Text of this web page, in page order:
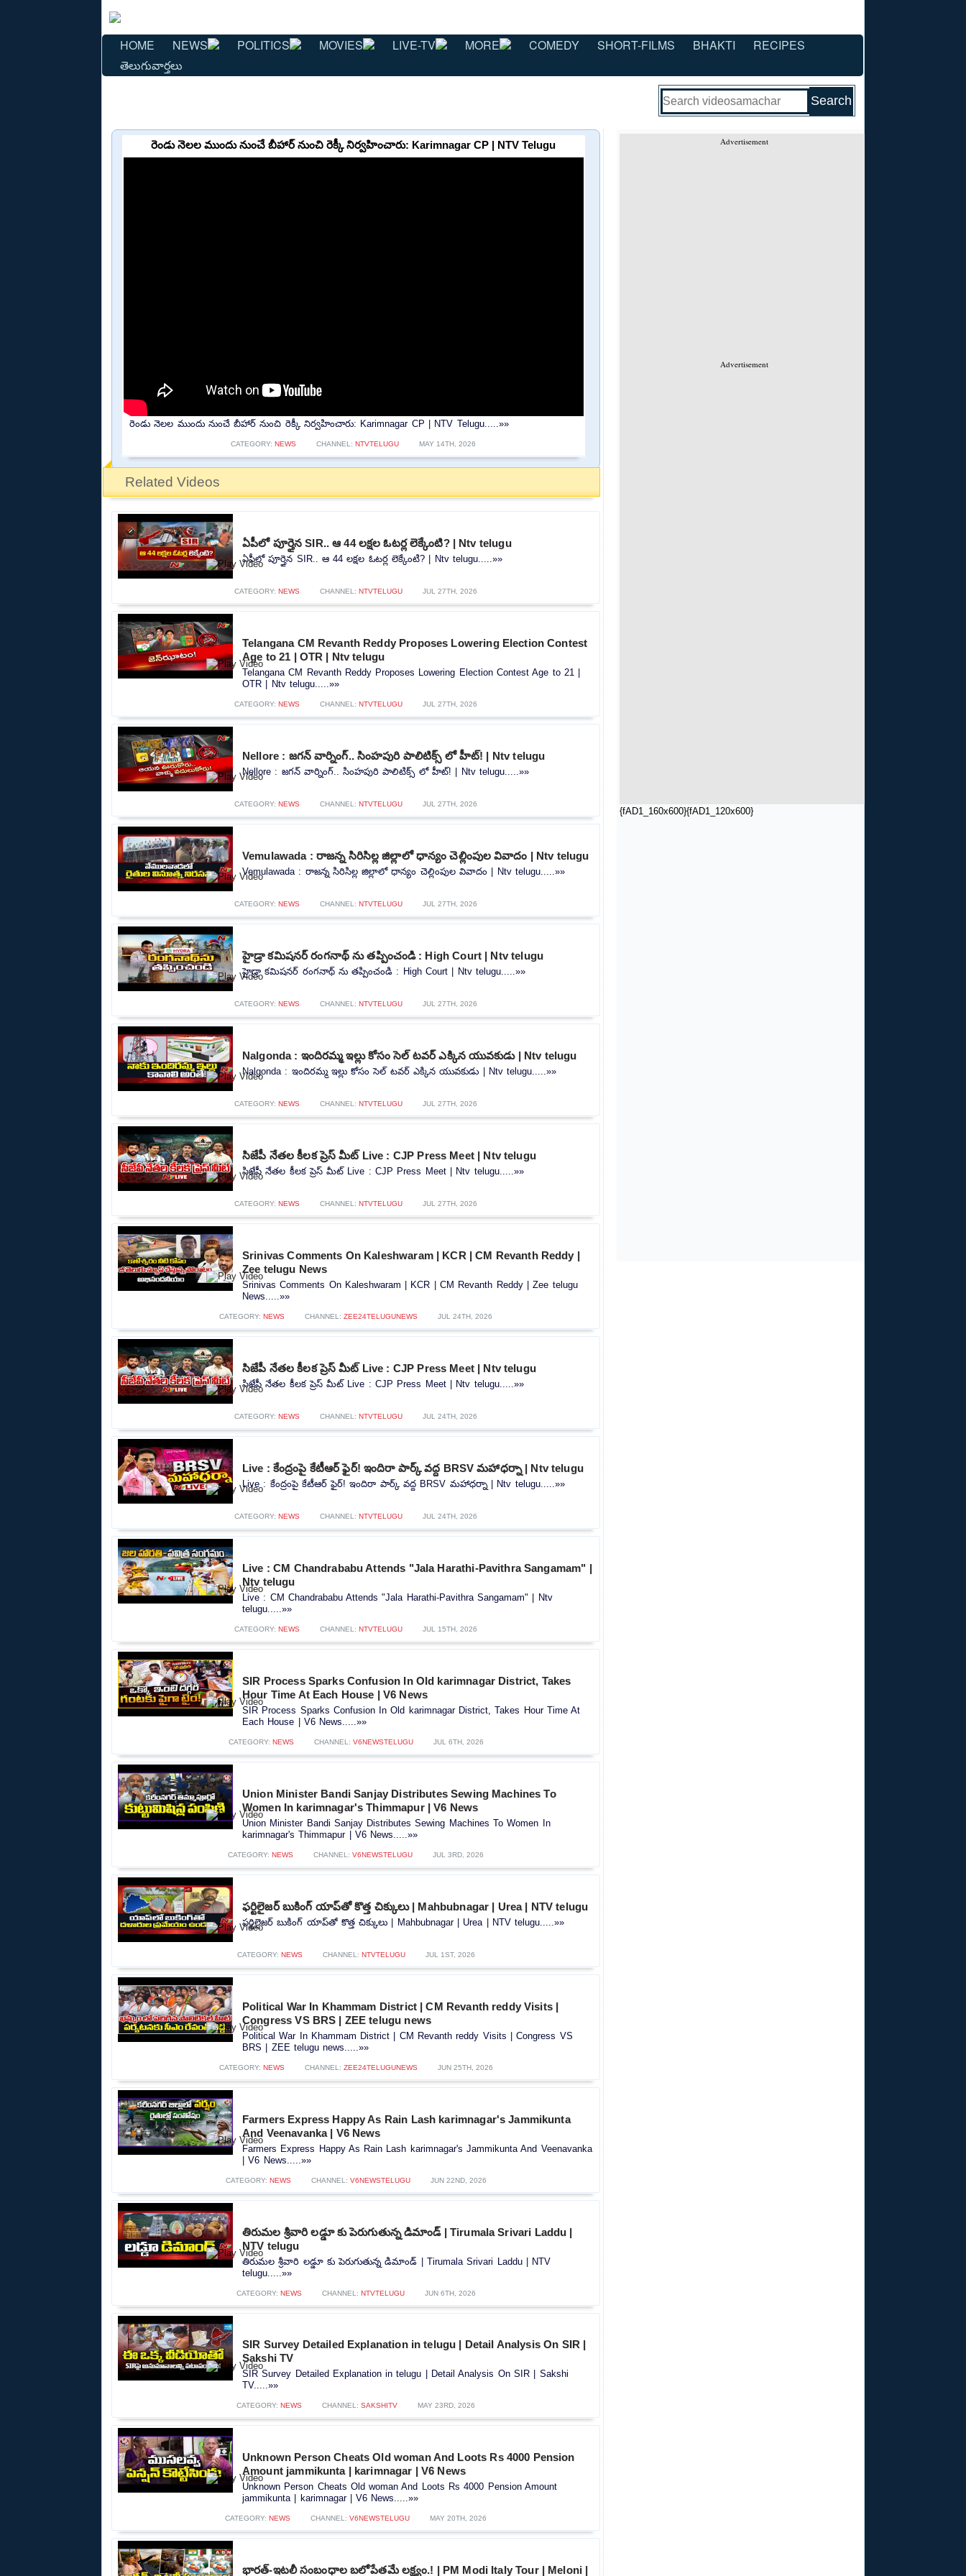
HOME NEWS POLITICS MOVIES LIVE-TV MORE COMEDY SHORT-FILMS BHAKTI
RECIPES
తెలుగువార్తలు
Advertisement
Advertisement
{fAD1_160x600}{fAD1_120x600}
రెండు నెలల ముందు నుంచే బీహార్ నుంచి రెక్కీ నిర్వహించారు: Karimnagar CP | NTV Telugu
రెండు నెలల ముందు నుంచే బీహార్ నుంచి రెక్కీ నిర్వహించారు: Karimnagar CP | NTV Telugu.....»»
CATEGORY: NEWS CHANNEL: NTVTELUGU MAY 14TH, 2026
Related Videos
ఏపీలో పూర్తైన SIR.. ఆ 44 లక్షల ఓటర్ల లెక్కేంటి? | Ntv telugu
ఏపీలో పూర్తైన SIR.. ఆ 44 లక్షల ఓటర్ల లెక్కేంటి? | Ntv telugu.....»»
CATEGORY: NEWS CHANNEL: NTVTELUGU JUL 27TH, 2026
Telangana CM Revanth Reddy Proposes Lowering Election Contest
Age to 21 | OTR | Ntv telugu
Telangana CM Revanth Reddy Proposes Lowering Election Contest Age to 21 |
OTR | Ntv telugu.....»»
CATEGORY: NEWS CHANNEL: NTVTELUGU JUL 27TH, 2026
Nellore : జగన్ వార్నింగ్.. సింహపురి పాలిటిక్స్ లో హీట్! | Ntv telugu
Nellore : జగన్ వార్నింగ్.. సింహపురి పాలిటిక్స్ లో హీట్! | Ntv telugu.....»»
CATEGORY: NEWS CHANNEL: NTVTELUGU JUL 27TH, 2026
Vemulawada : రాజన్న సిరిసిల్ల జిల్లాలో ధాన్యం చెల్లింపుల వివాదం | Ntv telugu
Vemulawada : రాజన్న సిరిసిల్ల జిల్లాలో ధాన్యం చెల్లింపుల వివాదం | Ntv telugu.....»»
CATEGORY: NEWS CHANNEL: NTVTELUGU JUL 27TH, 2026
హైడ్రా కమిషనర్ రంగనాథ్ ను తప్పించండి : High Court | Ntv telugu
హైడ్రా కమిషనర్ రంగనాథ్ ను తప్పించండి : High Court | Ntv telugu.....»»
CATEGORY: NEWS CHANNEL: NTVTELUGU JUL 27TH, 2026
Nalgonda : ఇందిరమ్మ ఇల్లు కోసం సెల్ టవర్ ఎక్కిన యువకుడు | Ntv telugu
Nalgonda : ఇందిరమ్మ ఇల్లు కోసం సెల్ టవర్ ఎక్కిన యువకుడు | Ntv telugu.....»»
CATEGORY: NEWS CHANNEL: NTVTELUGU JUL 27TH, 2026
సిజేపీ నేతల కీలక ప్రెస్ మీట్ Live : CJP Press Meet | Ntv telugu
సిజేపీ నేతల కీలక ప్రెస్ మీట్ Live : CJP Press Meet | Ntv telugu.....»»
CATEGORY: NEWS CHANNEL: NTVTELUGU JUL 27TH, 2026
Srinivas Comments On Kaleshwaram | KCR | CM Revanth Reddy |
Zee telugu News
Srinivas Comments On Kaleshwaram | KCR | CM Revanth Reddy | Zee telugu
News.....»»
CATEGORY: NEWS CHANNEL: ZEE24TELUGUNEWS JUL 24TH, 2026
సిజేపీ నేతల కీలక ప్రెస్ మీట్ Live : CJP Press Meet | Ntv telugu
సిజేపీ నేతల కీలక ప్రెస్ మీట్ Live : CJP Press Meet | Ntv telugu.....»»
CATEGORY: NEWS CHANNEL: NTVTELUGU JUL 24TH, 2026
Live : కేంద్రంపై కేటీఆర్ ఫైర్! ఇందిరా పార్క్ వద్ద BRSV మహాధర్నా | Ntv telugu
Live : కేంద్రంపై కేటీఆర్ ఫైర్! ఇందిరా పార్క్ వద్ద BRSV మహాధర్నా | Ntv telugu.....»»
CATEGORY: NEWS CHANNEL: NTVTELUGU JUL 24TH, 2026
Live : CM Chandrababu Attends "Jala Harathi-Pavithra Sangamam" |
Ntv telugu
Live : CM Chandrababu Attends "Jala Harathi-Pavithra Sangamam" | Ntv
telugu.....»»
CATEGORY: NEWS CHANNEL: NTVTELUGU JUL 15TH, 2026
SIR Process Sparks Confusion In Old karimnagar District, Takes
Hour Time At Each House | V6 News
SIR Process Sparks Confusion In Old karimnagar District, Takes Hour Time At
Each House | V6 News.....»»
CATEGORY: NEWS CHANNEL: V6NEWSTELUGU JUL 6TH, 2026
Union Minister Bandi Sanjay Distributes Sewing Machines To
Women In karimnagar's Thimmapur | V6 News
Union Minister Bandi Sanjay Distributes Sewing Machines To Women In
karimnagar's Thimmapur | V6 News.....»»
CATEGORY: NEWS CHANNEL: V6NEWSTELUGU JUL 3RD, 2026
ఫర్టిలైజర్ బుకింగ్ యాప్‌తో కొత్త చిక్కులు | Mahbubnagar | Urea | NTV telugu
ఫర్టిలైజర్ బుకింగ్ యాప్‌తో కొత్త చిక్కులు | Mahbubnagar | Urea | NTV telugu.....»»
CATEGORY: NEWS CHANNEL: NTVTELUGU JUL 1ST, 2026
Political War In Khammam District | CM Revanth reddy Visits |
Congress VS BRS | ZEE telugu news
Political War In Khammam District | CM Revanth reddy Visits | Congress VS
BRS | ZEE telugu news.....»»
CATEGORY: NEWS CHANNEL: ZEE24TELUGUNEWS JUN 25TH, 2026
Farmers Express Happy As Rain Lash karimnagar's Jammikunta
And Veenavanka | V6 News
Farmers Express Happy As Rain Lash karimnagar's Jammikunta And Veenavanka
| V6 News.....»»
CATEGORY: NEWS CHANNEL: V6NEWSTELUGU JUN 22ND, 2026
తిరుమల శ్రీవారి లడ్డూ కు పెరుగుతున్న డిమాండ్ | Tirumala Srivari Laddu |
NTV telugu
తిరుమల శ్రీవారి లడ్డూ కు పెరుగుతున్న డిమాండ్ | Tirumala Srivari Laddu | NTV
telugu.....»»
CATEGORY: NEWS CHANNEL: NTVTELUGU JUN 6TH, 2026
SIR Survey Detailed Explanation in telugu | Detail Analysis On SIR |
Sakshi TV
SIR Survey Detailed Explanation in telugu | Detail Analysis On SIR | Sakshi
TV.....»»
CATEGORY: NEWS CHANNEL: SAKSHITV MAY 23RD, 2026
Unknown Person Cheats Old woman And Loots Rs 4000 Pension
Amount jammikunta | karimnagar | V6 News
Unknown Person Cheats Old woman And Loots Rs 4000 Pension Amount
jammikunta | karimnagar | V6 News.....»»
CATEGORY: NEWS CHANNEL: V6NEWSTELUGU MAY 20TH, 2026
భారత్-ఇటలీ సంబంధాల బలోపేతమే లక్ష్యం.! | PM Modi Italy Tour | Meloni |